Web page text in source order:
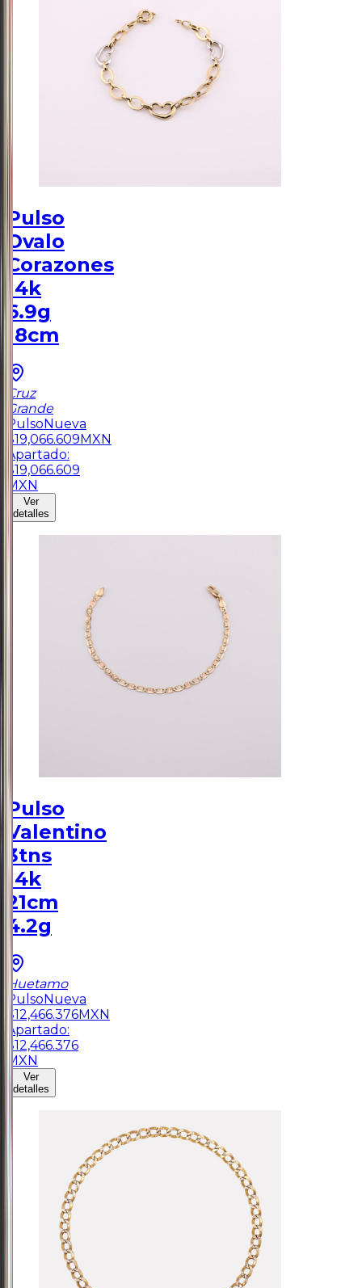
Pulso
Ovalo
Corazones
14k
6.9g
18cm
Cruz
Grande
PulsoNueva
$19,066.609MXN
Apartado:
$19,066.609
MXN
Ver
detalles
Pulso
Valentino
3tns
14k
21cm
4.2g
Huetamo
PulsoNueva
$12,466.376MXN
Apartado:
$12,466.376
MXN
Ver
detalles